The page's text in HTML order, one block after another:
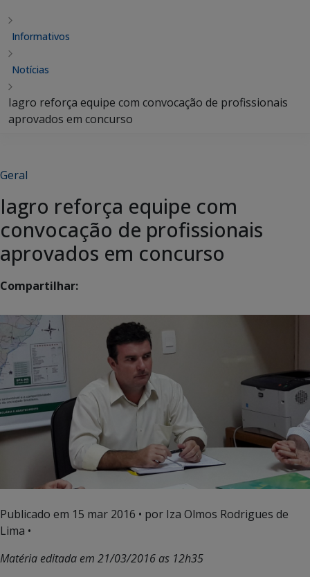
Informativos
Notícias
Iagro reforça equipe com convocação de profissionais
aprovados em concurso
Geral
Iagro reforça equipe com
convocação de profissionais
aprovados em concurso
Compartilhar:
Publicado em 15 mar 2016 • por Iza Olmos Rodrigues de
Lima •
Matéria editada em 21/03/2016 as 12h35